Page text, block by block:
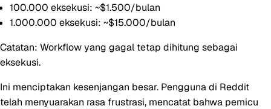
100.000 eksekusi: ~$1.500/bulan
1.000.000 eksekusi: ~$15.000/bulan
Catatan: Workflow yang gagal tetap dihitung sebagai
eksekusi.
Ini menciptakan kesenjangan besar. Pengguna di Reddit
telah menyuarakan rasa frustrasi, mencatat bahwa pemicu